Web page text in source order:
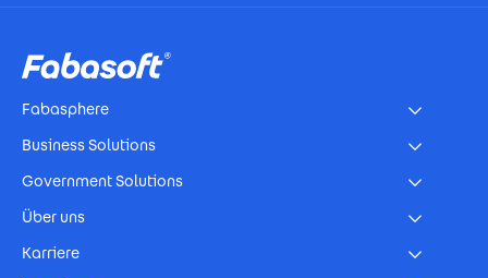
Fabasphere
Business Solutions
Government Solutions
Über uns
Karriere